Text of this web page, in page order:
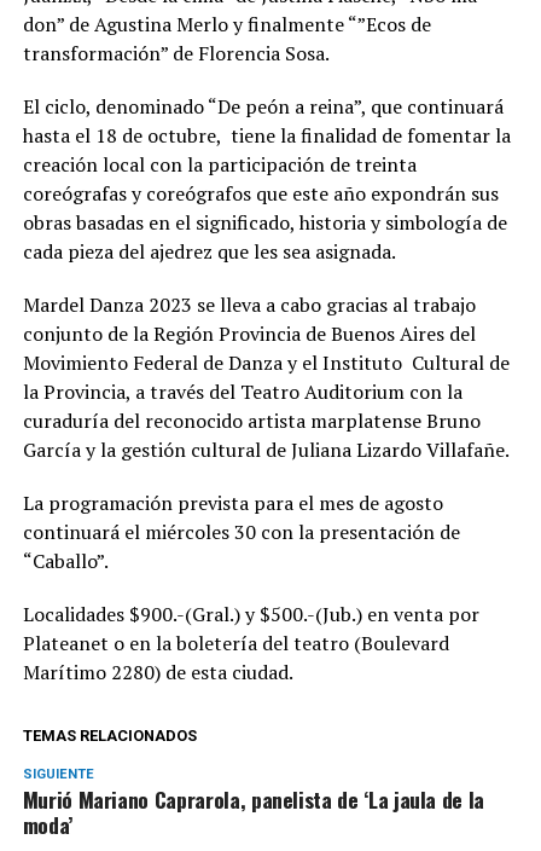
don” de Agustina Merlo y finalmente “”Ecos de
transformación” de Florencia Sosa.
El ciclo, denominado “De peón a reina”, que continuará
hasta el 18 de octubre, tiene la finalidad de fomentar la
creación local con la participación de treinta
coreógrafas y coreógrafos que este año expondrán sus
obras basadas en el significado, historia y simbología de
cada pieza del ajedrez que les sea asignada.
Mardel Danza 2023 se lleva a cabo gracias al trabajo
conjunto de la Región Provincia de Buenos Aires del
Movimiento Federal de Danza y el Instituto Cultural de
la Provincia, a través del Teatro Auditorium con la
curaduría del reconocido artista marplatense Bruno
García y la gestión cultural de Juliana Lizardo Villafañe.
La programación prevista para el mes de agosto
continuará el miércoles 30 con la presentación de
“Caballo”.
Localidades $900.-(Gral.) y $500.-(Jub.) en venta por
Plateanet o en la boletería del teatro (Boulevard
Marítimo 2280) de esta ciudad.
TEMAS RELACIONADOS
SIGUIENTE
Murió Mariano Caprarola, panelista de ‘La jaula de la
moda’